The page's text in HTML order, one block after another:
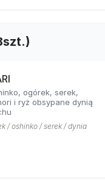
ogórek, serek,
i ryż obsypane dynią
/ oshinko / serek / dynia